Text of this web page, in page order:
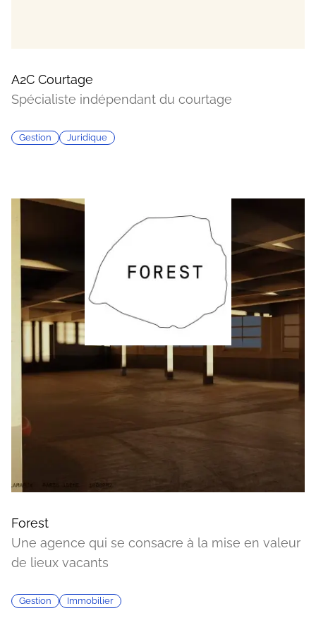
A2C Courtage
Spécialiste indépendant du courtage
Gestion Juridique
Forest
Une agence qui se consacre à la mise en valeur
de lieux vacants
Gestion Immobilier